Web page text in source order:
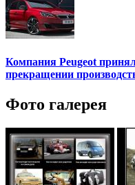
Компания Peugeot
прекращении
Фото галерея